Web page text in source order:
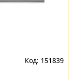
151839